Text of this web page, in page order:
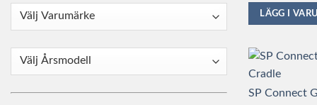
LÄGG I
SP Connect